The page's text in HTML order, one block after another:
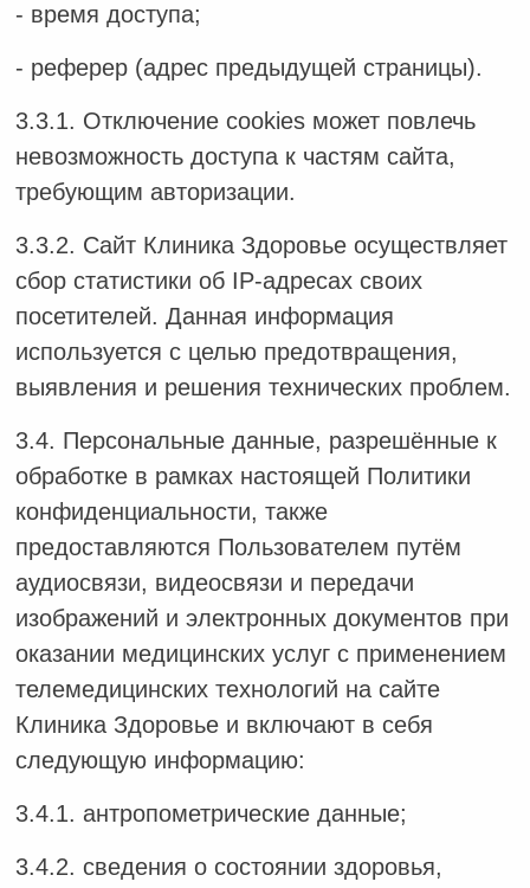
- время доступа;
- реферер (адрес предыдущей страницы).
3.3.1. Отключение cookies может повлечь
невозможность доступа к частям сайта,
требующим авторизации.
3.3.2. Сайт Клиника Здоровье осуществляет
сбор статистики об IP-адресах своих
посетителей. Данная информация
используется с целью предотвращения,
выявления и решения технических проблем.
3.4. Персональные данные, разрешённые к
обработке в рамках настоящей Политики
конфиденциальности, также
предоставляются Пользователем путём
аудиосвязи, видеосвязи и передачи
изображений и электронных документов при
оказании медицинских услуг с применением
телемедицинских технологий на сайте
Клиника Здоровье и включают в себя
следующую информацию:
3.4.1. антропометрические данные;
3.4.2. сведения о состоянии здоровья,